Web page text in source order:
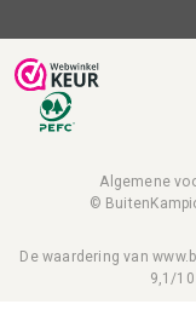
Algemene
©
De waardering van
9,1/